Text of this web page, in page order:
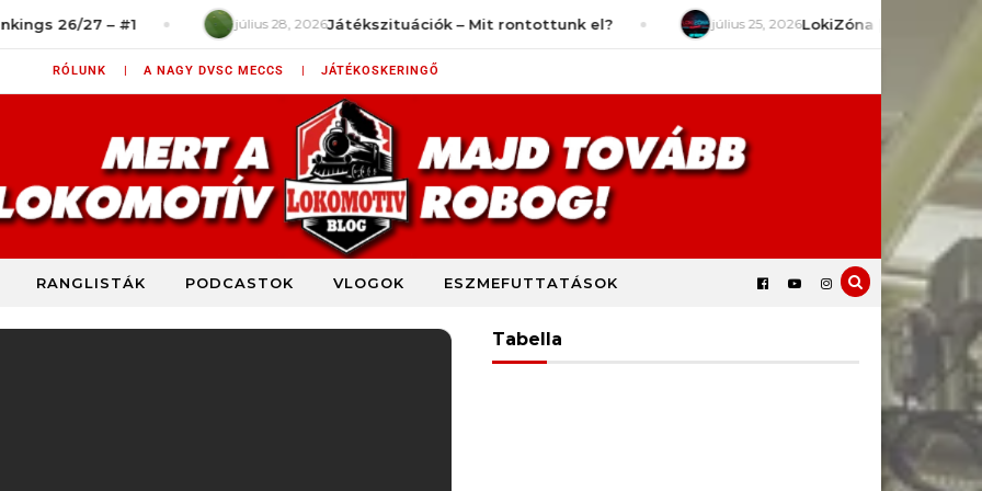
– #1 július 28, 2026Játékszituációk – Mit rontottunk el? július 25, 2026LokiZóna [S9E2] – Mit várunk a
RÓLUNK | A NAGY DVSC MECCS | JÁTÉKOSKERINGŐ
DVSC szurkolói blog
RANGLISTÁK PODCASTOK VLOGOK ESZMEFUTTATÁSOK
Tabella